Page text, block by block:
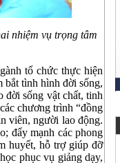
nhiệm vụ trọng tâm
tổ chức thực hiện
bắt tình hình đời sống,
đời sống vật chất, tinh
chương trình “đồng
viên, người lao động.
đẩy mạnh các phong
huyết, hỗ trợ giúp đỡ
phục vụ giảng dạy,